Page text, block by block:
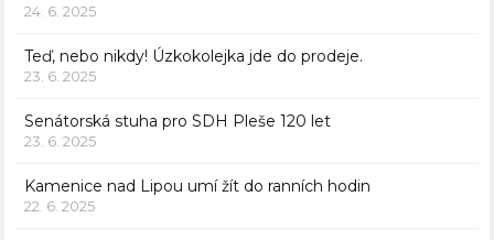
24. 6. 2025
Teď, nebo nikdy! Úzkokolejka jde do prodeje.
23. 6. 2025
Senátorská stuha pro SDH Pleše 120 let
23. 6. 2025
Kamenice nad Lipou umí žít do ranních hodin
22. 6. 2025